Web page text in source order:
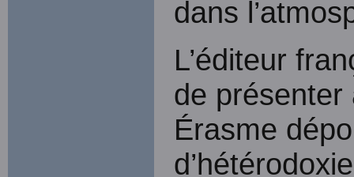
dans
L’éditeur
de présenter
Érasme